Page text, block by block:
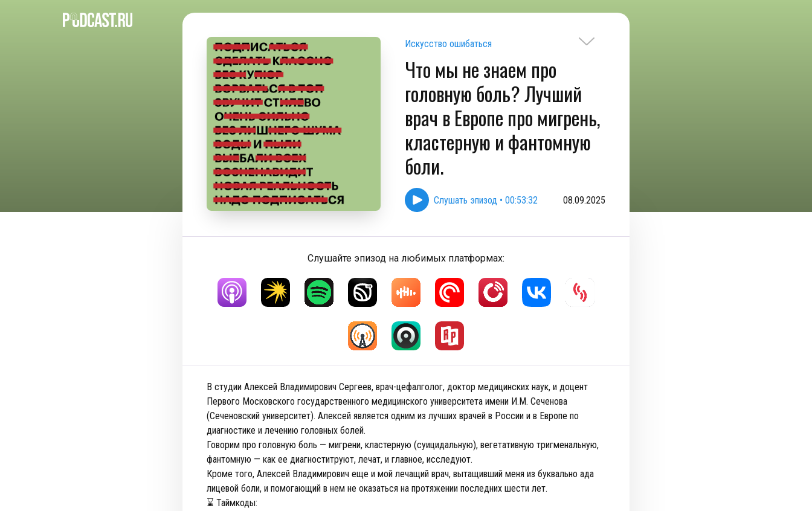
Искусство ошибаться
Что мы не знаем про
головную боль? Лучший
врач в Европе про мигрень,
кластерную и фантомную
боли.
Слушать эпизод • 00:53:32 08.09.2025
Слушайте эпизод на любимых платформах:
В студии Алексей Владимирович Сергеев, врач-цефалголог, доктор медицинских наук, и доцент
Первого Московского государственного медицинского университета имени И.М. Сеченова
(Сеченовский университет). Алексей является одним из лучших врачей в России и в Европе по
диагностике и лечению головных болей.
Говорим про головную боль — мигрени, кластерную (суицидальную), вегетативную тригменальную,
фантомную — как ее диагноститруют, лечат, и главное, исследуют.
Кроме того, Алексей Владимирович еще и мой лечащий врач, вытащивший меня из буквально ада
лицевой боли, и помогающий в нем не оказаться на протяжении последних шести лет.
⌛ Таймкоды: